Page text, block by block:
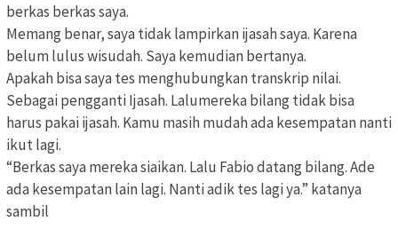
berkas berkas saya.
Memang benar, saya tidak lampirkan ijasah saya. Karena
belum lulus wisudah. Saya kemudian bertanya.
Apakah bisa saya tes menghubungkan transkrip nilai.
Sebagai pengganti Ijasah. Lalumereka bilang tidak bisa
harus pakai ijasah. Kamu masih mudah ada kesempatan nanti
ikut lagi.
“Berkas saya mereka siaikan. Lalu Fabio datang bilang. Ade
ada kesempatan lain lagi. Nanti adik tes lagi ya.” katanya
sambil